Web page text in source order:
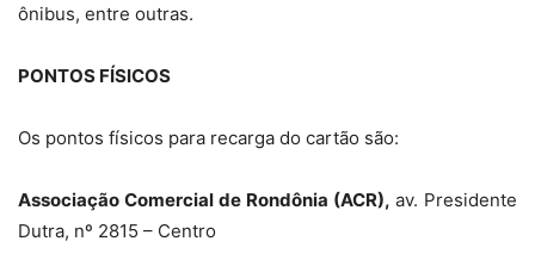
ônibus, entre outras.
PONTOS FÍSICOS
Os pontos físicos para recarga do cartão são:
Associação Comercial de Rondônia (ACR), av. Presidente
Dutra, nº 2815 – Centro